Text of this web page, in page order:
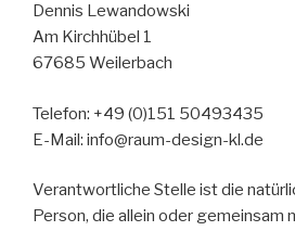
Dennis Lewandowski
Am Kirchhübel 1
67685 Weilerbach
Telefon: +49 (0)151 50493435
E-Mail: info@raum-design-kl.de
Verantwortliche Stelle ist die
Person, die allein oder gemeinsam